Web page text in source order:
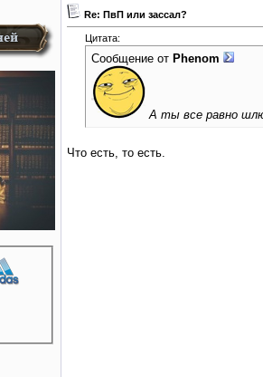
Re: ПвП или зассал?
Цитата:
Сообщение от Phenom
А ты все равно
Что есть, то есть.